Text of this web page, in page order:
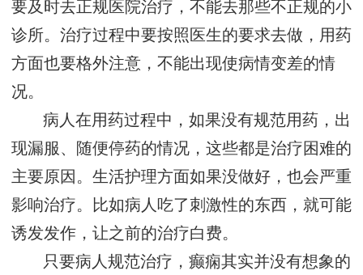
要及时去正规医院治疗，不能去那些不正规的小
诊所。治疗过程中要按照医生的要求去做，用药
方面也要格外注意，不能出现使病情变差的情
况。
病人在用药过程中，如果没有规范用药，出
现漏服、随便停药的情况，这些都是治疗困难的
主要原因。生活护理方面如果没做好，也会严重
影响治疗。比如病人吃了刺激性的东西，就可能
诱发发作，让之前的治疗白费。
只要病人规范治疗，癫痫其实并没有想象的